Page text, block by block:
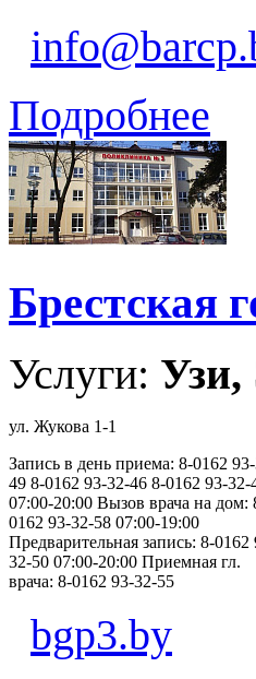
Подробнее
Брестская
Услуги: Узи,
ул. Жукова 1-1
Запись в день приема: 8-0162
49 8-0162 93-32-46 8-0162 93-32-
07:00-20:00 Вызов врача на дом:
0162 93-32-58 07:00-19:00
Предварительная запись: 8-0162
32-50 07:00-20:00 Приемная гл.
врача: 8-0162 93-32-55
bgp3.by